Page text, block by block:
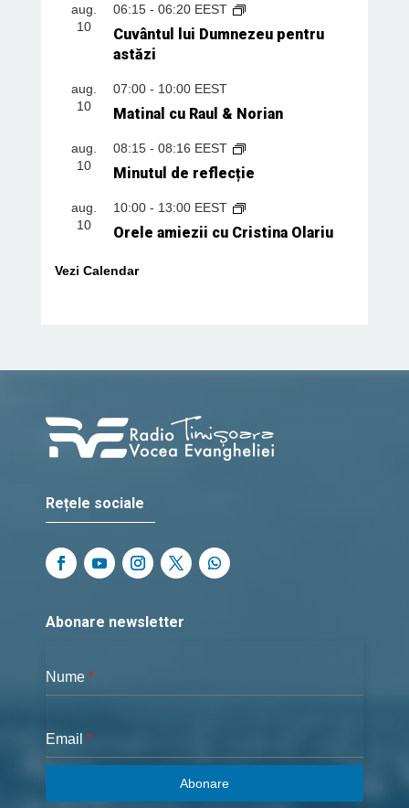
aug.
10
06:15- 06:20 EEST
Cuvântul lui Dumnezeu pentru
astăzi
aug.
10
07:00- 10:00 EEST
Matinal cu Raul & Norian
aug.
10
08:15- 08:16 EEST
Minutul de reflecție
aug.
10
10:00- 13:00 EEST
Orele amiezii cu Cristina Olariu
Vezi Calendar
Rețele sociale
Abonare newsletter
Nume *
Email *
Abonare